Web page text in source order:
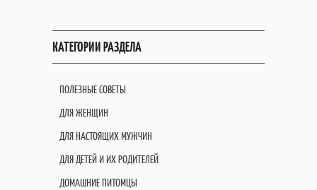
КАТЕГОРИИ РАЗДЕЛА
ПОЛЕЗНЫЕ СОВЕТЫ
ДЛЯ ЖЕНЩИН
ДЛЯ НАСТОЯЩИХ МУЖЧИН
ДЛЯ ДЕТЕЙ И ИХ РОДИТЕЛЕЙ
ДОМАШНИЕ ПИТОМЦЫ